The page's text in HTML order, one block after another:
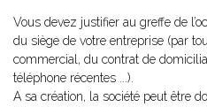
Vous devez justifier au greffe de
du siège de votre entreprise (par
commercial, du contrat de
téléphone récentes ...).
A sa création, la société peut être